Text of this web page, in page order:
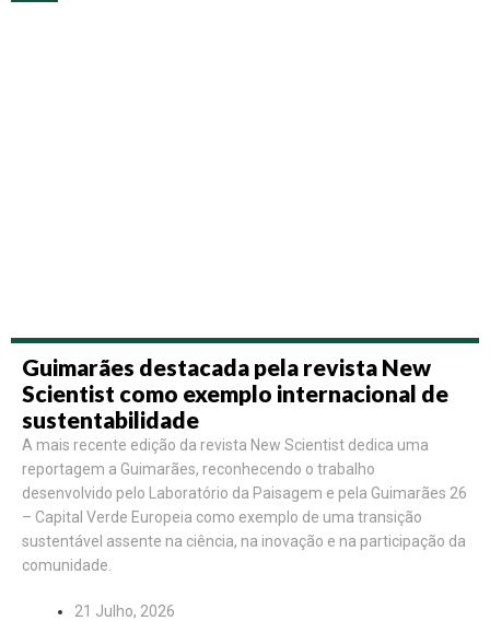
Guimarães destacada pela revista New
Scientist como exemplo internacional de
sustentabilidade
A mais recente edição da revista New Scientist dedica uma
reportagem a Guimarães, reconhecendo o trabalho
desenvolvido pelo Laboratório da Paisagem e pela Guimarães 26
– Capital Verde Europeia como exemplo de uma transição
sustentável assente na ciência, na inovação e na participação da
comunidade.
21 Julho, 2026